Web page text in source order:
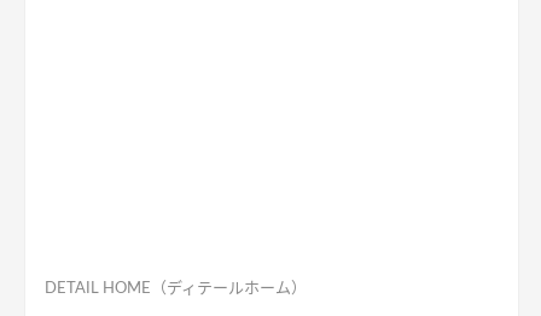
DETAIL HOME（ディテールホーム）